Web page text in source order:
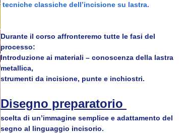
tecniche classiche dell’incisione su lastra.
Durante il corso affronteremo tutte le fasi del
processo:
Introduzione ai materiali – conoscenza della lastra
metallica,
strumenti da incisione, punte e inchiostri.
Disegno preparatorio
scelta di un’immagine semplice e adattamento del
segno al linguaggio incisorio.